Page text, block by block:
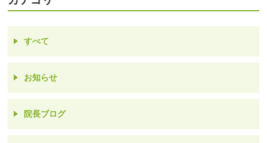
すべて
お知らせ
院長ブログ